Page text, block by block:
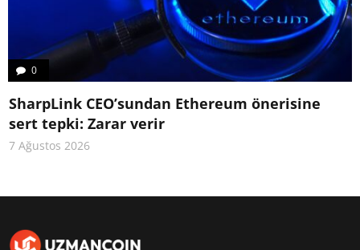
0
SharpLink CEO’sundan Ethereum önerisine
sert tepki: Zarar verir
7 Ağustos 2026